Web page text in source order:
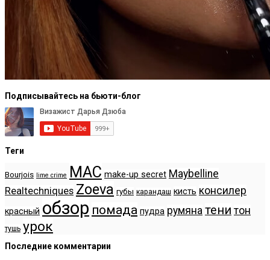
Подписывайтесь на бьюти-блог
Теги
Bourjois lime crime MAC make-up secret Maybelline
Realtechniques Zoeva губы карандаш кисть консилер
красный обзор помада пудра румяна тени тон
тушь урок
Последние комментарии